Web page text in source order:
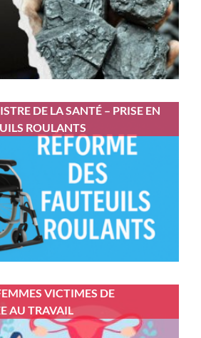
DE LA SANTÉ – PRISE EN
ROULANTS
VICTIMES DE
AU TRAVAIL